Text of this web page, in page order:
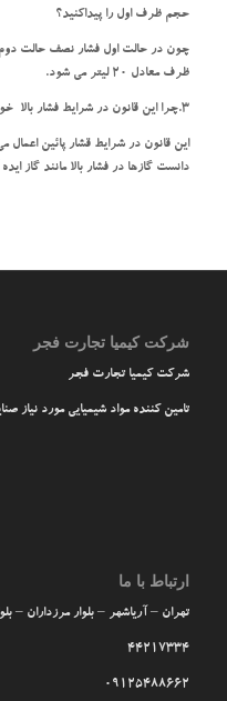
حجم ظرف اول را پیداکنید؟
چون در حالت اول فشار نصف حالت
ظرف معادل 20 لیتر می شود.
3.چرا این قانون در شرایط فشار بالا خوب جواب نمی دهد؟
این قانون در شرایط قشار پائین
دانست گازها در فشار بالا مانند گاز
شرکت کیمیا تجارت فجر
شرکت کیمیا تجارت فجر
تامین کننده مواد شیمیایی مورد نیاز
ارتباط با ما
تهران – آریاشهر – بلوار مرزداران –
44217334
09125488662